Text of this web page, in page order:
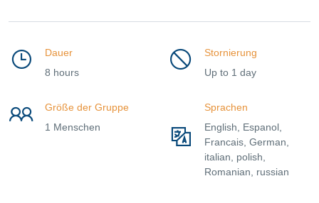
Dauer
8 hours
Stornierung
Up to 1 day
Größe der Gruppe
1 Menschen
Sprachen
English, Espanol,
Francais, German,
italian, polish,
Romanian, russian